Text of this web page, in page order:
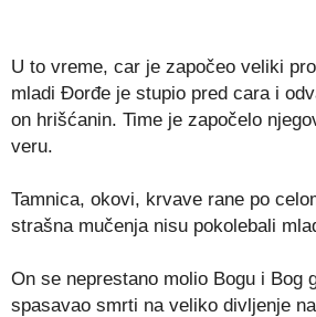
U to vreme, car je započeo veliki
mladi Đorđe je stupio pred cara i
on hrišćanin. Time je započelo
veru.
Tamnica, okovi, krvave rane po
strašna mučenja nisu pokolebali
On se neprestano molio Bogu i Bog
spasavao smrti na veliko divljenje